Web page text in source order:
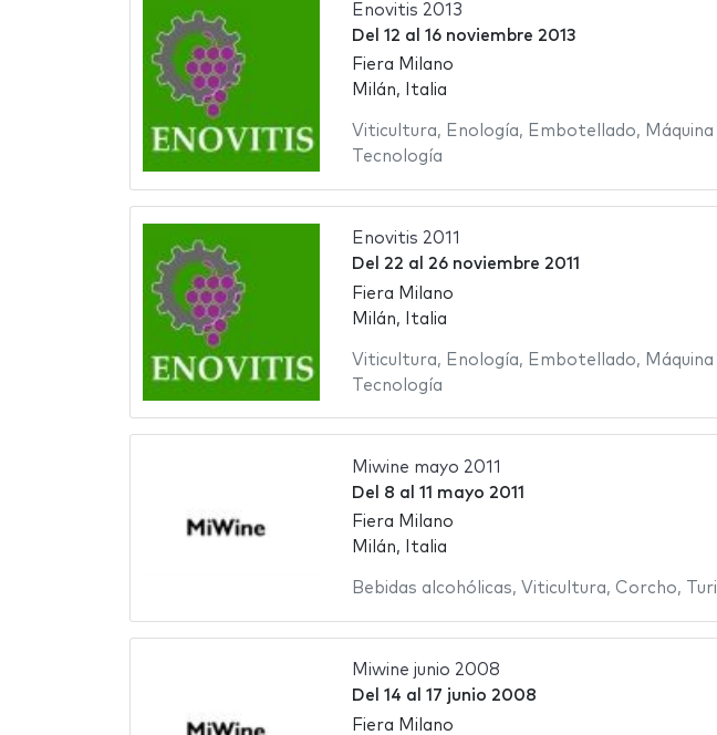
Enovitis 2013
Del 12 al 16 noviembre 2013
Fiera Milano
Milán, Italia
Viticultura, Enología, Embotellado,
Tecnología
Enovitis 2011
Del 22 al 26 noviembre 2011
Fiera Milano
Milán, Italia
Viticultura, Enología, Embotellado,
Tecnología
Miwine mayo 2011
Del 8 al 11 mayo 2011
Fiera Milano
Milán, Italia
Bebidas alcohólicas, Viticultura, Corcho,
Miwine junio 2008
Del 14 al 17 junio 2008
Fiera Milano